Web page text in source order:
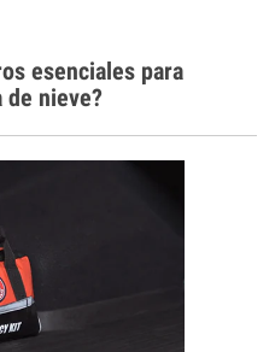
esenciales para
de nieve?